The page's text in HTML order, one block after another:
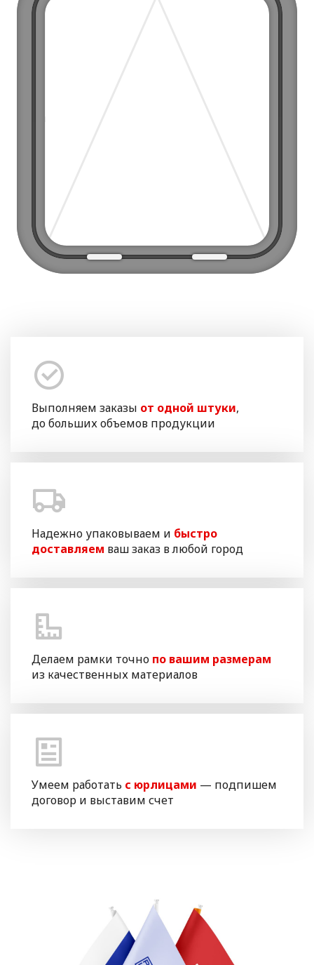
Выполняем заказы от одной штуки,
до больших объемов продукции
Надежно упаковываем и быстро
доставляем ваш заказ в любой город
Делаем рамки точно по вашим размерам
из качественных материалов
Умеем работать с юрлицами — подпишем
договор и выставим счет